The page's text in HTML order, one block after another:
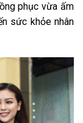
phục vừa ấm
sức khỏe nhân